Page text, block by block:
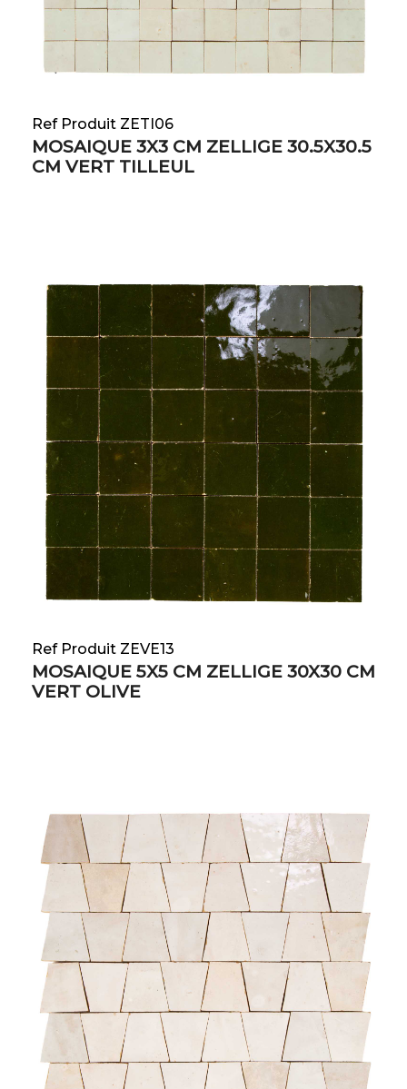
Ref Produit ZETI06
MOSAIQUE 3X3 CM ZELLIGE 30.5X30.5
CM VERT TILLEUL
Ref Produit ZEVE13
MOSAIQUE 5X5 CM ZELLIGE 30X30 CM
VERT OLIVE